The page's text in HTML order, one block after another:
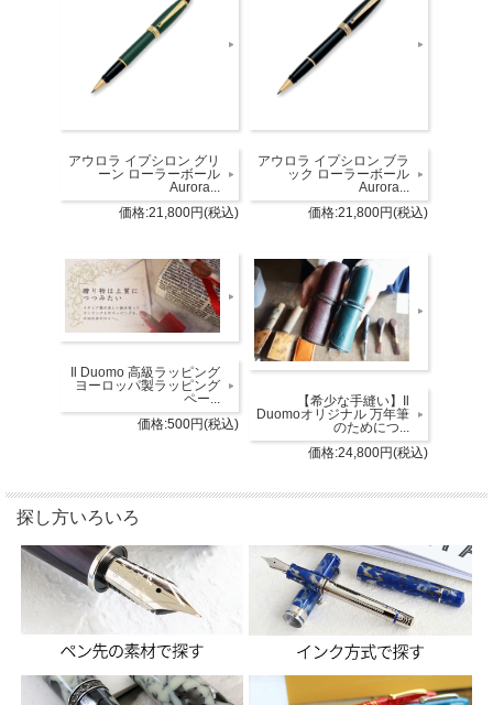
アウロラ イプシロン グリ
ーン ローラーボール
Aurora...
価格:21,800円(税込)
アウロラ イプシロン ブラ
ック ローラーボール
Aurora...
価格:21,800円(税込)
Il Duomo 高級ラッピング
ヨーロッパ製ラッピング
ペー...
価格:500円(税込)
【希少な手縫い】Il
Duomoオリジナル 万年筆
のためにつ...
価格:24,800円(税込)
探し方いろいろ